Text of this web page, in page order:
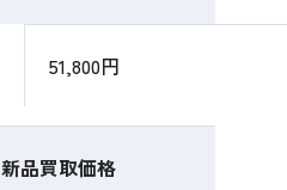
51,800円
新品買取価格